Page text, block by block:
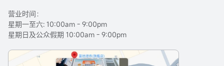
营业时间：
星期一至六: 10:00am - 9:00pm
星期日及公众假期 10:00am - 9:00pm